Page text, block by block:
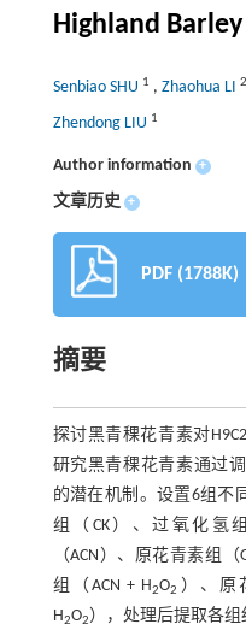
Highland
Senbiao SHU 1 , Zhaohua LI 2
Zhendong LIU 1
Author information +
文章历史 +
PDF (1788K)
摘要
探讨黑青稞花青素对
研究黑青稞花青素通过
的潜在机制。设置6组不
组（CK）、过氧化氢
（ACN）、原花青素组
组（ACN + H2O2 ）、原
H2O2），处理后提取各组